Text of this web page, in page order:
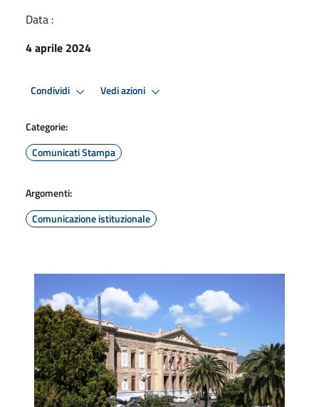
Data :
4 aprile 2024
Condividi Vedi azioni
Categorie:
Comunicati Stampa
Argomenti:
Comunicazione istituzionale